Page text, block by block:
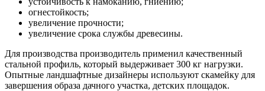
огнестойкость;
увеличение прочности;
увеличение срока службы древесины.
Для производства производитель применил качественный
стальной профиль, который выдерживает 300 кг нагрузки.
Опытные ландшафтные дизайнеры используют скамейку для
завершения образа дачного участка, детских площадок.